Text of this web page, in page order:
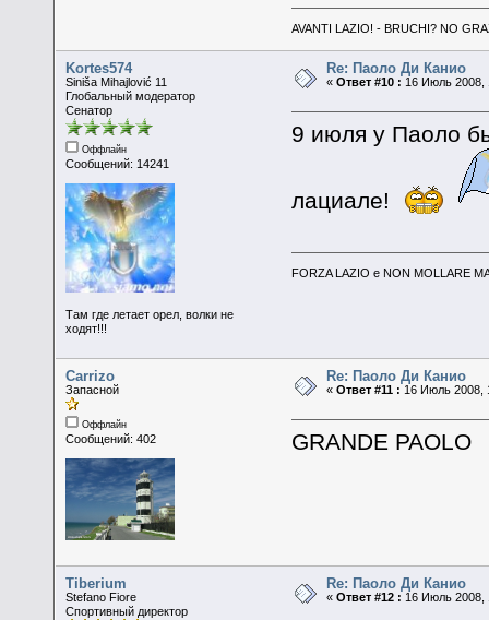
AVANTI LAZIO! - BRUCHI? NO
Kortes574
Siniša Mihajlović 11
Глобальный модератор
Сенатор
Оффлайн
Сообщений: 14241
Там где летает орел, волки не
ходят!!!
Re: Паоло Ди Канио
«Ответ #10 : 16 Июль 2008,
9 июля у Паоло
лациале!
FORZA LAZIO e NON MOLLARE
Carrizo
Запасной
Оффлайн
Сообщений: 402
Re: Паоло Ди Канио
«Ответ #11 : 16 Июль 2008,
GRANDE PAOLO
Tiberium
Stefano Fiore
Спортивный директор
Re: Паоло Ди Канио
«Ответ #12 : 16 Июль 2008,